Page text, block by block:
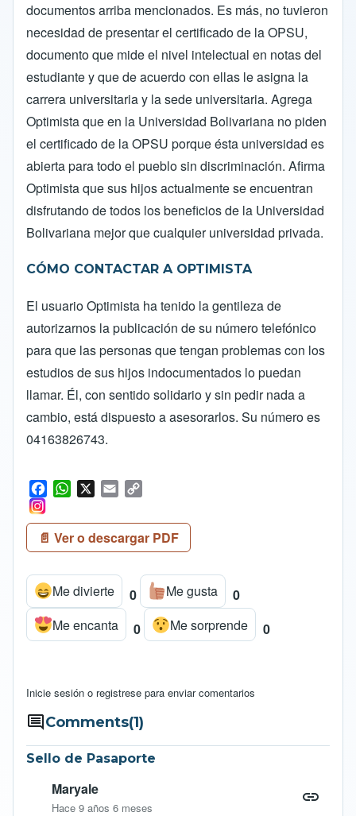
documentos arriba mencionados. Es más, no tuvieron
necesidad de presentar el certificado de la OPSU,
documento que mide el nivel intelectual en notas del
estudiante y que de acuerdo con ellas le asigna la
carrera universitaria y la sede universitaria. Agrega
Optimista que en la Universidad Bolivariana no piden
el certificado de la OPSU porque ésta universidad es
abierta para todo el pueblo sin discriminación. Afirma
Optimista que sus hijos actualmente se encuentran
disfrutando de todos los beneficios de la Universidad
Bolivariana mejor que cualquier universidad privada.
CÓMO CONTACTAR A OPTIMISTA
El usuario Optimista ha tenido la gentileza de
autorizarnos la publicación de su número telefónico
para que las personas que tengan problemas con los
estudios de sus hijos indocumentados lo puedan
llamar. Él, con sentido solidario y sin pedir nada a
cambio, está dispuesto a asesorarlos. Su número es
04163826743.
F
c
e
b
o
o
k
W
a
t
s
A
p
p
X
E
a
i
l
p
y
L
i
k
📄 Ver o descargar PDF
Me divierte 0 Me gusta
0
Me encanta
0 Me sorprende 0
Inicie sesión o registrese para enviar comentarios
Comments(1)
Sello de Pasaporte
Maryale
Hace 9 años 6 meses